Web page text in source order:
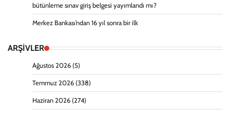
bütünleme sınav giriş belgesi yayımlandı mı?
Merkez Bankası’ndan 16 yıl sonra bir ilk
ARŞİVLER
Ağustos 2026 (5)
Temmuz 2026 (338)
Haziran 2026 (274)